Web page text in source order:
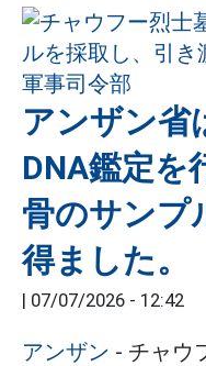
アンザン省
DNA鑑定を
骨のサンプ
得ました。
| 07/07/2026 - 12:42
アンザン - チャウ